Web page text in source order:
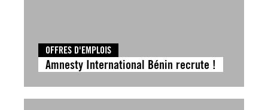
OFFRES D'EMPLOIS
Amnesty International Bénin recrute !